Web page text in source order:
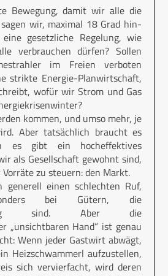
Bewegung, damit wir alle die
wir, maximal 18 Grad hin­
gesetzliche Regelung, wie
verbrauchen dürfen? Sollen
im Freien verboten
strikte Energie-Planwirtschaft,
wofür wir Strom und Gas
kommen, und umso mehr, je
Aber tatsächlich braucht es
es gibt ein hocheffektives
als Gesellschaft gewohnt sind,
zu steuern: den Markt.
einen schlechten Ruf,
bei Gütern, die
sind. Aber die
„unsichtbaren Hand“ ist genau
Wenn jeder Gastwirt abwägt,
Heizschwammerl aufzustellen,
sich vervierfacht, wird deren